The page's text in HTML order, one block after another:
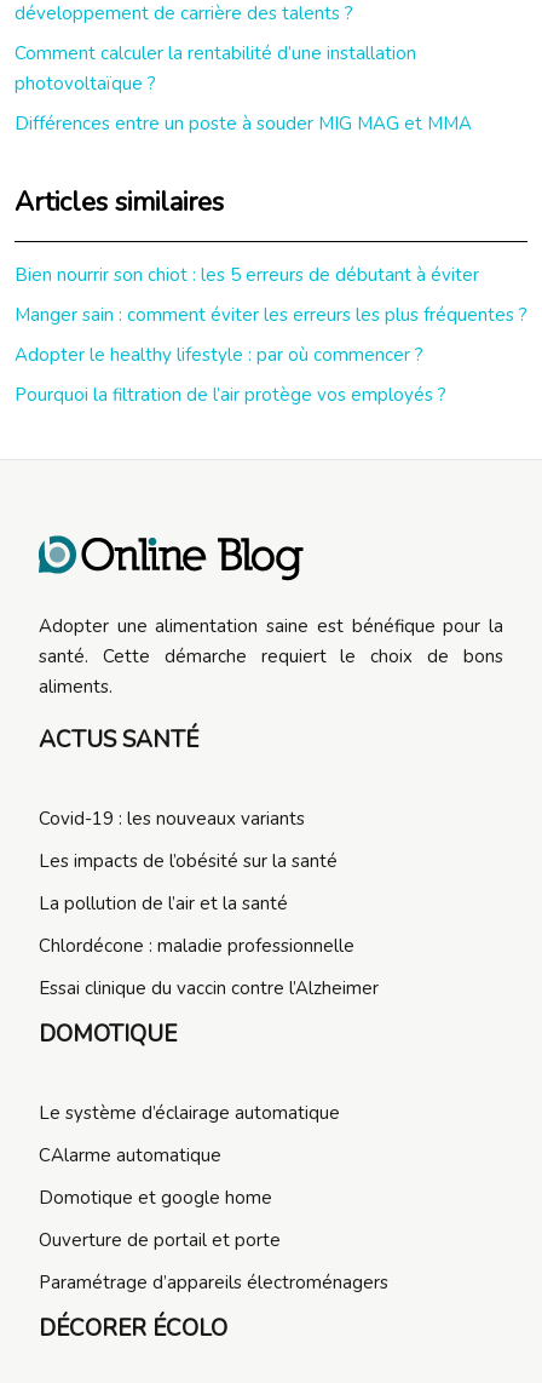
développement de carrière des talents ?
Comment calculer la rentabilité d’une installation
photovoltaïque ?
Différences entre un poste à souder MIG MAG et MMA
Articles similaires
Bien nourrir son chiot : les 5 erreurs de débutant à éviter
Manger sain : comment éviter les erreurs les plus fréquentes ?
Adopter le healthy lifestyle : par où commencer ?
Pourquoi la filtration de l’air protège vos employés ?
Adopter une alimentation saine est bénéfique pour la
santé. Cette démarche requiert le choix de bons
aliments.
ACTUS SANTÉ
Covid-19 : les nouveaux variants
Les impacts de l’obésité sur la santé
La pollution de l’air et la santé
Chlordécone : maladie professionnelle
Essai clinique du vaccin contre l’Alzheimer
DOMOTIQUE
Le système d’éclairage automatique
CAlarme automatique
Domotique et google home
Ouverture de portail et porte
Paramétrage d’appareils électroménagers
DÉCORER ÉCOLO